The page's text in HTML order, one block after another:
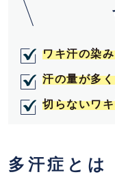
ワキ汗の染
汗の量が多
切らないワ
多汗症とは